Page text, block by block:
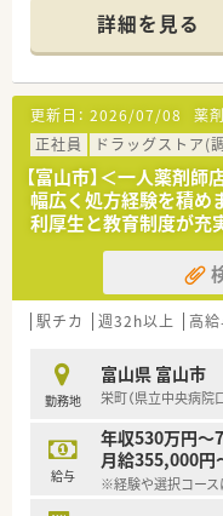
■研修制度は様々
講可能な研修も幅
■店舗で活躍する従
となる従業員など
を用意されています
■総合薬剤師・調剤
の働き方を選択で
■調剤併設型だけで
地内薬局」「訪問調
ます
■在宅医療にも積極
50店舗以上、無菌
■「プラチナくるみ
法人部門）認定」等
されています
があるのも特徴です
詳細を見る
更新日： 2026/07/08 薬
正社員
ドラッグストア(
【富山市】＜一人薬剤
幅広く処方経験を積
利厚生と教育制度が充
駅チカ 週32h以上 高
勤務地
富山県 富山市
栄町（県立中央病院
給与
年収530万円～
月給355,000円
※経験や選択コース